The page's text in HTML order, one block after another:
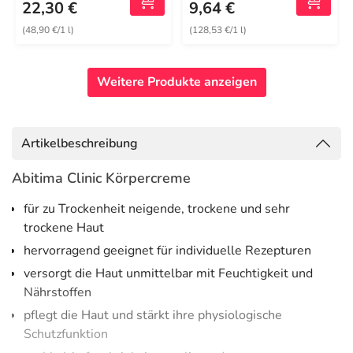
22,30 €
(48,90 €/1 l)
9,64 €
(128,53 €/1 l)
Weitere Produkte anzeigen
Artikelbeschreibung
Abitima Clinic Körpercreme
für zu Trockenheit neigende, trockene und sehr
trockene Haut
hervorragend geeignet für individuelle Rezepturen
versorgt die Haut unmittelbar mit Feuchtigkeit und
Nährstoffen
pflegt die Haut und stärkt ihre physiologische
Schutzfunktion